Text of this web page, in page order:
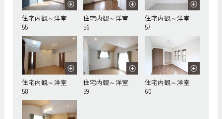
住宅内観～洋室
55
住宅内観～洋室
56
住宅内観～洋室
57
住宅内観～洋室
58
住宅内観～洋室
59
住宅内観～洋室
60